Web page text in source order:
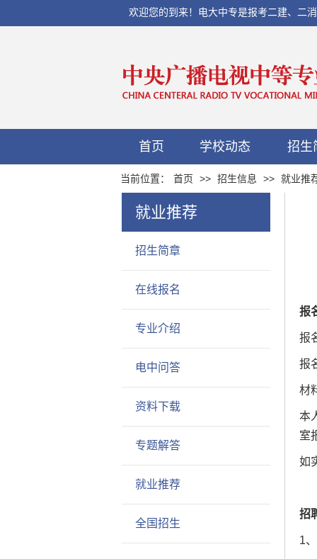
欢迎您的到来！电大中专是报考二建、二
首页 学校动态 招生
当前位置： 首页 >> 招生信息 >> 就业推
就业推荐
招生简章
在线报名
专业介绍
电中问答
资料下载
专题解答
就业推荐
全国招生
报
报
报
材
本
室
如
招
1